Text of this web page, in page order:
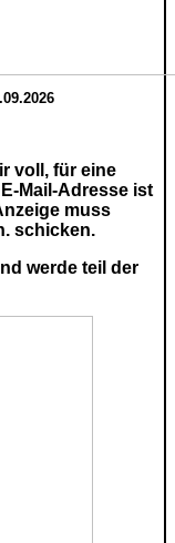
voll, für eine
E-Mail-Adresse ist
muss
schicken.
werde teil der